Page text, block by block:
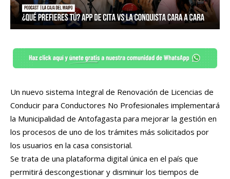
Un nuevo sistema Integral de Renovación de Licencias de
Conducir para Conductores No Profesionales implementará
la Municipalidad de Antofagasta para mejorar la gestión en
los procesos de uno de los trámites más solicitados por
los usuarios en la casa consistorial.
Se trata de una plataforma digital única en el país que
permitirá descongestionar y disminuir los tiempos de